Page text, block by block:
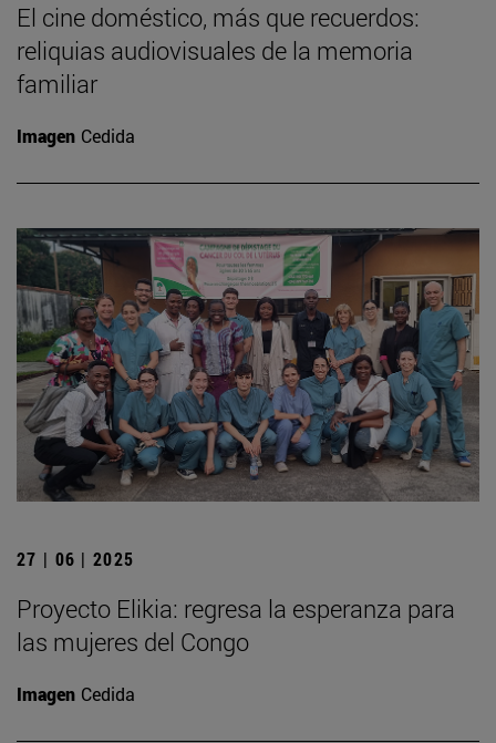
El cine doméstico, más que recuerdos:
reliquias audiovisuales de la memoria
familiar
Imagen Cedida
27 | 06 | 2025
Proyecto Elikia: regresa la esperanza para
las mujeres del Congo
Imagen Cedida